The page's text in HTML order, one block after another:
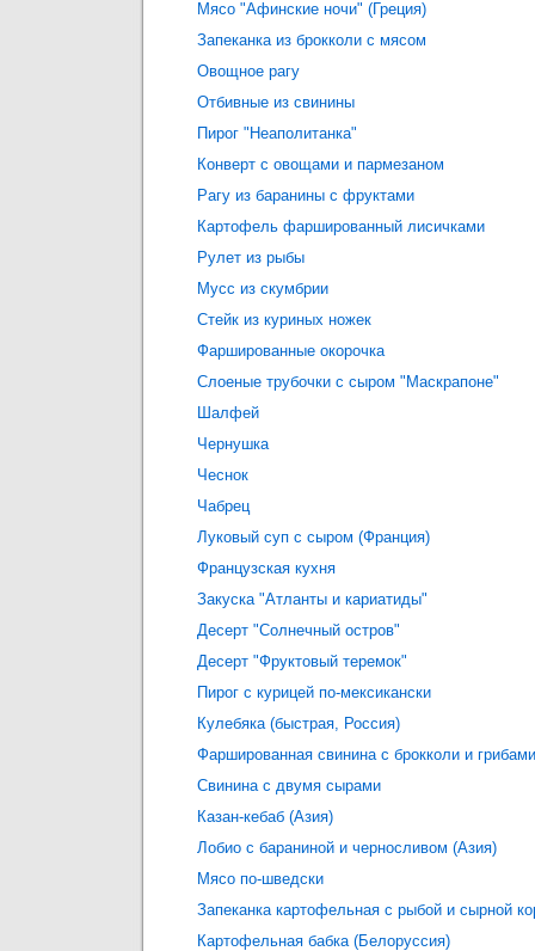
Мясо "Афинские ночи" (Греция)
Запеканка из брокколи с мясом
Овощное рагу
Отбивные из свинины
Пирог "Неаполитанка"
Конверт с овощами и пармезаном
Рагу из баранины с фруктами
Картофель фаршированный лисичками
Рулет из рыбы
Мусс из скумбрии
Стейк из куриных ножек
Фаршированные окорочка
Слоеные трубочки с сыром "Маскрапоне"
Шалфей
Чернушка
Чеснок
Чабрец
Луковый суп с сыром (Франция)
Французская кухня
Закуска "Атланты и кариатиды"
Десерт "Солнечный остров"
Десерт "Фруктовый теремок"
Пирог с курицей по-мексикански
Кулебяка (быстрая, Россия)
Фаршированная свинина с брокколи и грибами
Свинина с двумя сырами
Казан-кебаб (Азия)
Лобио с бараниной и черносливом (Азия)
Мясо по-шведски
Запеканка картофельная с рыбой и сырной
Картофельная бабка (Белоруссия)